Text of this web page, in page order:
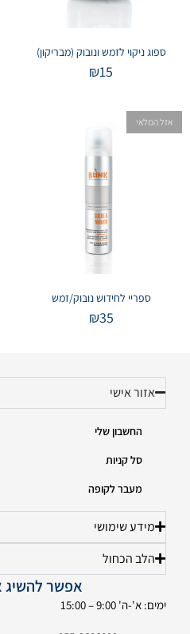
ספוג ניקוי לזמש ונובוק (מבריקון)
₪15
אזל המלאי
ספריי לחידוש נובוק/זמש
₪35
אזור אישי
החשבון שלי
סל קניות
מעבר לקופה
מידע שימושי
הלב הכחול
אפשר להשיג
ימים: א'-ה' 9:00 – 15:00